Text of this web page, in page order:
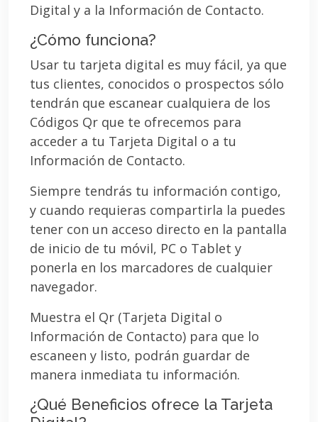
Digital y a la Información de Contacto.
¿Cómo funciona?
Usar tu tarjeta digital es muy fácil, ya que
tus clientes, conocidos o prospectos sólo
tendrán que escanear cualquiera de los
Códigos Qr que te ofrecemos para
acceder a tu Tarjeta Digital o a tu
Información de Contacto.
Siempre tendrás tu información contigo,
y cuando requieras compartirla la puedes
tener con un acceso directo en la pantalla
de inicio de tu móvil, PC o Tablet y
ponerla en los marcadores de cualquier
navegador.
Muestra el Qr (Tarjeta Digital o
Información de Contacto) para que lo
escaneen y listo, podrán guardar de
manera inmediata tu información.
¿Qué Beneficios ofrece la Tarjeta